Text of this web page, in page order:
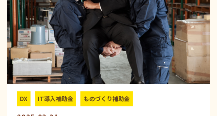
DX IT導入補助金 ものづくり補助金